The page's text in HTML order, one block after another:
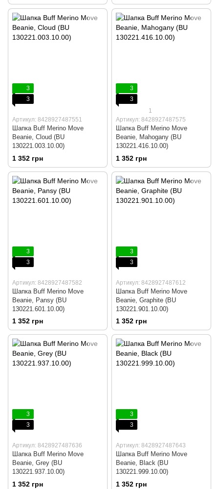
3
3
Артикул: 8428927487551
Шапка Buff Merino Move
Beanie, Cloud (BU
130221.003.10.00)
1 352 грн
3
3
1
Артикул: 8428927487575
Шапка Buff Merino Move
Beanie, Mahogany (BU
130221.416.10.00)
1 352 грн
3
3
Артикул: 8428927487582
Шапка Buff Merino Move
Beanie, Pansy (BU
130221.601.10.00)
1 352 грн
3
3
Артикул: 8428927487612
Шапка Buff Merino Move
Beanie, Graphite (BU
130221.901.10.00)
1 352 грн
3
3
Артикул: 8428927487636
Шапка Buff Merino Move
Beanie, Grey (BU
130221.937.10.00)
1 352 грн
3
3
Артикул: 8428927487643
Шапка Buff Merino Move
Beanie, Black (BU
130221.999.10.00)
1 352 грн